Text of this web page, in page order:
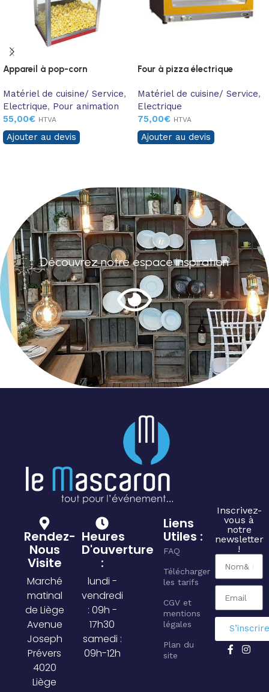
Appareil à pop-corn
Matériel de cuisine/ Service,
Electrique, Pour animation
55,00€ HTVA
Ajouter au devis
Four à pizza électrique
Matériel de cuisine/ Service,
Electrique
75,00€ HTVA
Ajouter au devis
Découvrez notre espace inspiration
Rendez-
Nous
Visite
Marché
matinal
de Liège
Avenue
Joseph
Prévers
4020
Liège
Heures
D'ouverture
:
lundi -
vendredi
: 09h -
17h30
samedi :
09h-12h
Liens
Utiles :
FAQ
Télécharger
les tarifs
CGV et
mentions
légales
Plan du
site
Inscrivez-
vous à
notre
newsletter
!